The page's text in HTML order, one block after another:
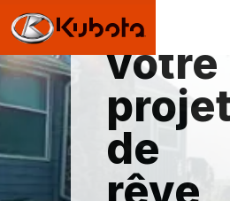
ormez
votre
de